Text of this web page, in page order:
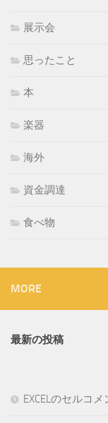
展示会
思ったこと
本
楽器
海外
資金調達
食べ物
MORE
最新の投稿
EXCELのセルコ